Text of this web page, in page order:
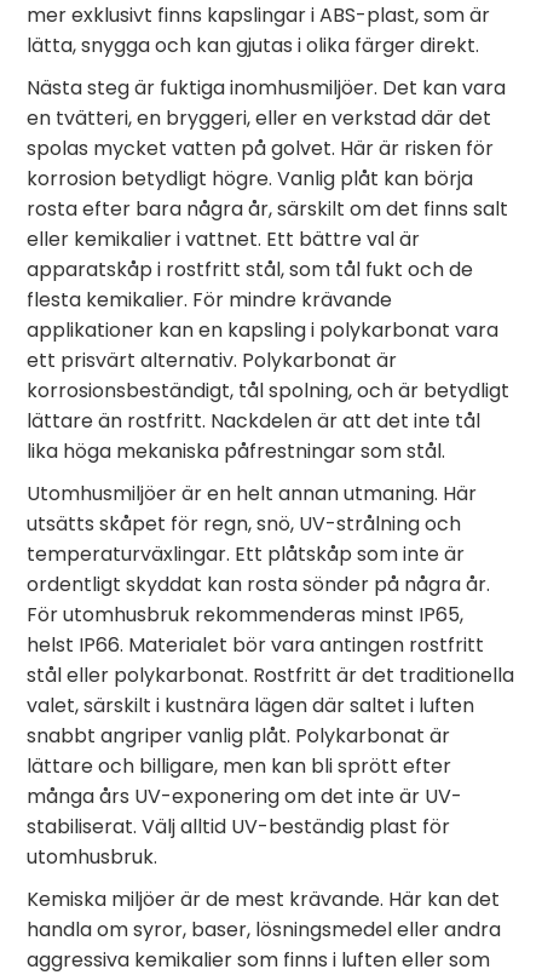
mer exklusivt finns kapslingar i ABS-plast, som är
lätta, snygga och kan gjutas i olika färger direkt.
Nästa steg är fuktiga inomhusmiljöer. Det kan vara
en tvätteri, en bryggeri, eller en verkstad där det
spolas mycket vatten på golvet. Här är risken för
korrosion betydligt högre. Vanlig plåt kan börja
rosta efter bara några år, särskilt om det finns salt
eller kemikalier i vattnet. Ett bättre val är
apparatskåp i rostfritt stål, som tål fukt och de
flesta kemikalier. För mindre krävande
applikationer kan en kapsling i polykarbonat vara
ett prisvärt alternativ. Polykarbonat är
korrosionsbeständigt, tål spolning, och är betydligt
lättare än rostfritt. Nackdelen är att det inte tål
lika höga mekaniska påfrestningar som stål.
Utomhusmiljöer är en helt annan utmaning. Här
utsätts skåpet för regn, snö, UV-strålning och
temperaturväxlingar. Ett plåtskåp som inte är
ordentligt skyddat kan rosta sönder på några år.
För utomhusbruk rekommenderas minst IP65,
helst IP66. Materialet bör vara antingen rostfritt
stål eller polykarbonat. Rostfritt är det traditionella
valet, särskilt i kustnära lägen där saltet i luften
snabbt angriper vanlig plåt. Polykarbonat är
lättare och billigare, men kan bli sprött efter
många års UV-exponering om det inte är UV-
stabiliserat. Välj alltid UV-beständig plast för
utomhusbruk.
Kemiska miljöer är de mest krävande. Här kan det
handla om syror, baser, lösningsmedel eller andra
aggressiva kemikalier som finns i luften eller som